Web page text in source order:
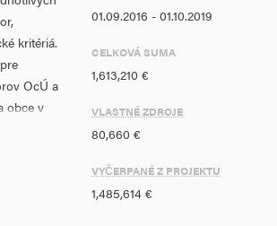
kritériá.
OcÚ a
obce v
01.09.2016 - 01.10.2019
CELKOVÁ SUMA
1,613,210 €
VLASTNÉ ZDROJE
80,660 €
VYČERPANÉ Z PROJEKTU
1,485,614 €